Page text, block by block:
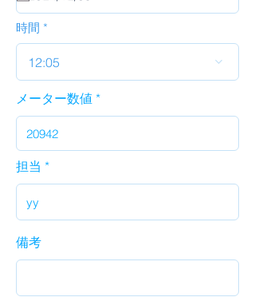
i
d
時間
12:05
メーター数値
担当
備考